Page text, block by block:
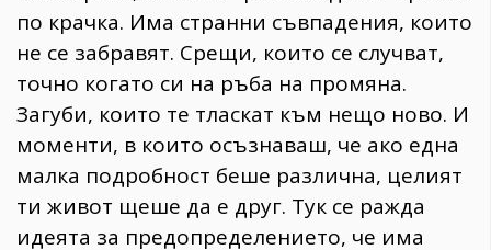
по крачка. Има странни съвпадения, които
не се забравят. Срещи, които се случват,
точно когато си на ръба на промяна.
Загуби, които те тласкат към нещо ново. И
моменти, в които осъзнаваш, че ако една
малка подробност беше различна, целият
ти живот щеше да е друг. Тук се ражда
идеята за предопределението, че има